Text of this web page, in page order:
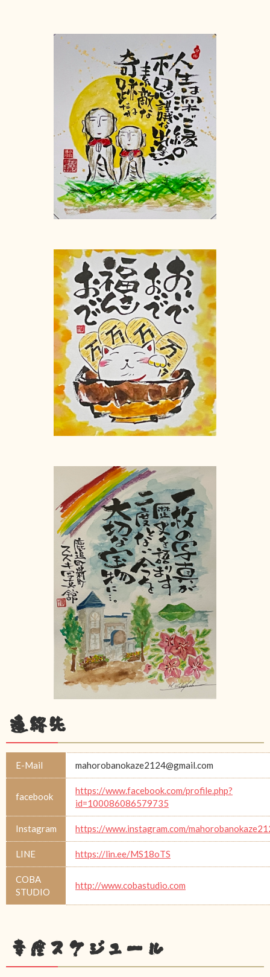
連絡先
E-Mail mahorobanokaze2124@gmail.com
facebook
https://www.facebook.com/profile.php?
id=100086086579735
Instagram https://www.instagram.com/
LINE https://lin.ee/MS18oTS
COBA
STUDIO
http://www.cobastudio.com
幸座スケジュール